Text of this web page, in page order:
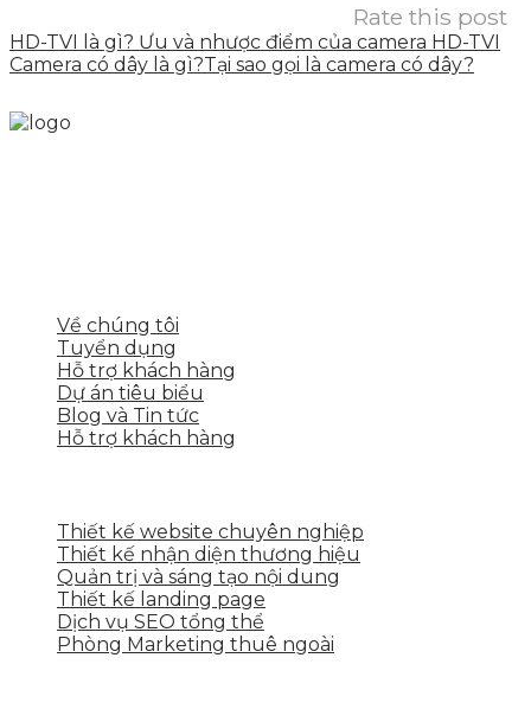
Rate this post
HD-TVI là gì? Ưu và nhược điểm của camera HD-TVI
Camera có dây là gì?Tại sao gọi là camera có dây?
Về chúng tôi
Tuyển dụng
Hỗ trợ khách hàng
Dự án tiêu biểu
Blog và Tin tức
Hỗ trợ khách hàng
Thiết kế website chuyên nghiệp
Thiết kế nhận diện thương hiệu
Quản trị và sáng tạo nội dung
Thiết kế landing page
Dịch vụ SEO tổng thể
Phòng Marketing thuê ngoài